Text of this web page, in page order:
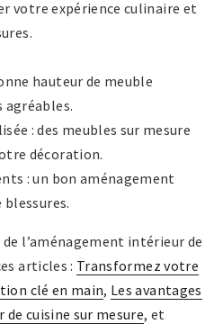
votre expérience culinaire et
hauteur de meuble
agréables.
: des meubles sur mesure
décoration.
: un bon aménagement
blessures.
l’aménagement intérieur de
articles : Transformez votre
clé en main, Les avantages
cuisine sur mesure, et